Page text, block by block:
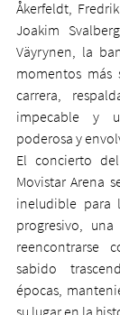
Åkerfeldt,
Joakim
Väyrynen, la
momentos más
carrera,
impecable y
poderosa y
El concierto
Movistar Arena
ineludible para
progresivo,
reencontrarse
sabido
épocas,